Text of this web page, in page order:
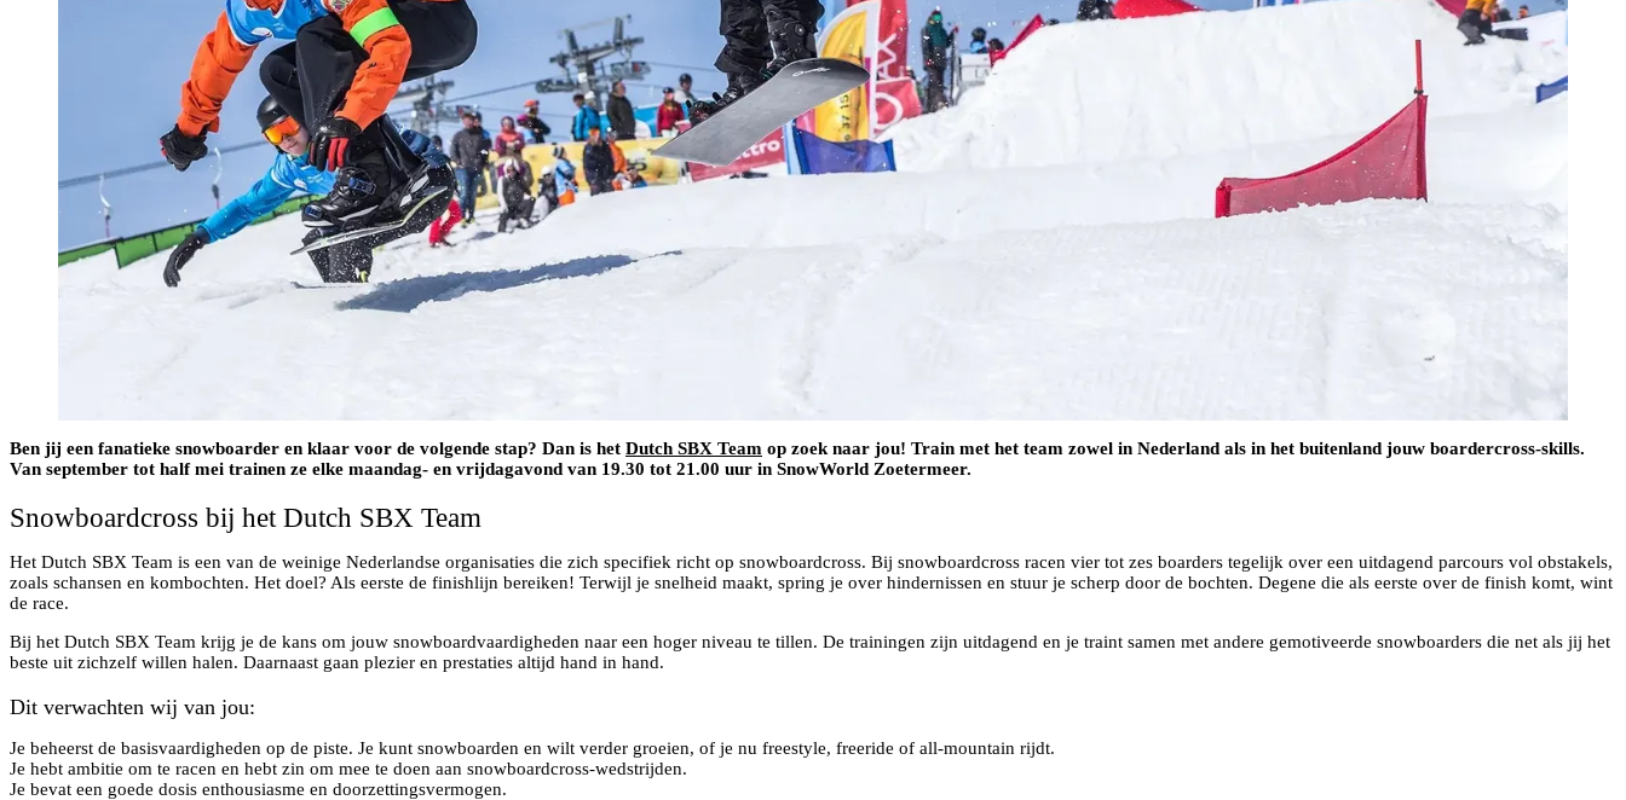
Ben jij een fanatieke snowboarder en klaar voor de volgende stap? Dan is het Dutch SBX Team op zoek naar jou! Train met het team zowel in Nederland als in het buitenland jouw boardercross-skills.
Van september tot half mei trainen ze elke maandag- en vrijdagavond van 19.30 tot 21.00 uur in SnowWorld Zoetermeer.
Snowboardcross bij het Dutch SBX Team
Het Dutch SBX Team is een van de weinige Nederlandse organisaties die zich specifiek richt op snowboardcross. Bij snowboardcross racen vier tot zes boarders tegelijk over een uitdagend parcours vol obstakels,
zoals schansen en kombochten. Het doel? Als eerste de finishlijn bereiken! Terwijl je snelheid maakt, spring je over hindernissen en stuur je scherp door de bochten. Degene die als eerste over de finish komt, wint
de race.
Bij het Dutch SBX Team krijg je de kans om jouw snowboardvaardigheden naar een hoger niveau te tillen. De trainingen zijn uitdagend en je traint samen met andere gemotiveerde snowboarders die net als jij het
beste uit zichzelf willen halen. Daarnaast gaan plezier en prestaties altijd hand in hand.
Dit verwachten wij van jou:
Je beheerst de basisvaardigheden op de piste. Je kunt snowboarden en wilt verder groeien, of je nu freestyle, freeride of all-mountain rijdt.
Je hebt ambitie om te racen en hebt zin om mee te doen aan snowboardcross-wedstrijden.
Je bevat een goede dosis enthousiasme en doorzettingsvermogen.